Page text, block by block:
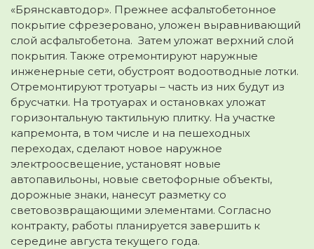
«Брянскавтодор». Прежнее асфальтобетонное
покрытие сфрезеровано, уложен выравнивающий
слой асфальтобетона. Затем уложат верхний слой
покрытия. Также отремонтируют наружные
инженерные сети, обустроят водоотводные лотки.
Отремонтируют тротуары – часть из них будут из
брусчатки. На тротуарах и остановках уложат
горизонтальную тактильную плитку. На участке
капремонта, в том числе и на пешеходных
переходах, сделают новое наружное
электроосвещение, установят новые
автопавильоны, новые светофорные объекты,
дорожные знаки, нанесут разметку со
световозвращающими элементами. Согласно
контракту, работы планируется завершить к
середине августа текущего года.